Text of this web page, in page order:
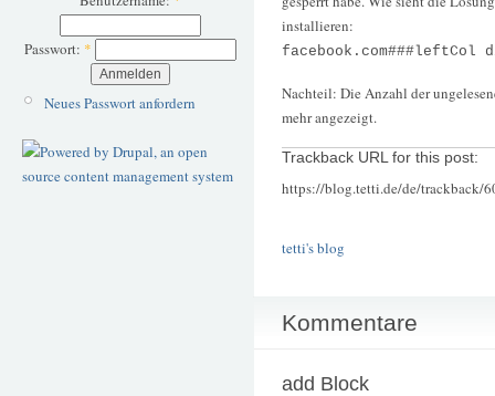
Passwort: *
Neues Passwort anfordern
installieren:
Nachteil: Die Anzahl der
mehr angezeigt.
Trackback URL for this post:
https://blog.tetti.de/de/trackback/
tetti's blog
Kommentare
add Block